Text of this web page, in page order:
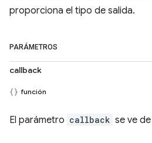
proporciona el tipo de salida.
PARÁMETROS
callback
función
El parámetro callback se ve